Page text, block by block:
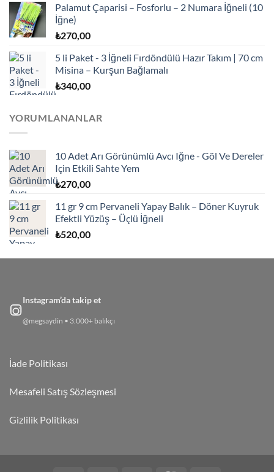
Palamut Çaparisi – Fosforlu – 2 Numara İğneli (10
İğne)
₺270,00
5 li Paket - 3 İğneli Fırdöndülü Hazır Takım | 70 cm
Misina – Kurşun Bağlamalı
₺340,00
YORUMLANANLAR
10 Adet Arı Görünümlü Avcı Iğne - Göl Ve Dereler
Için Etkili Sahte Yem
₺270,00
11 gr 9 cm Pervaneli Yapay Balık – Döner Kuyruk
Efektli Yüzüş – Üçlü İğneli
₺520,00
Instagram’da takip et
@megsaydin • 3.000+ balıkçı
İade Politikası
Mesafeli Satış Sözleşmesi
Gizlilik Politikası